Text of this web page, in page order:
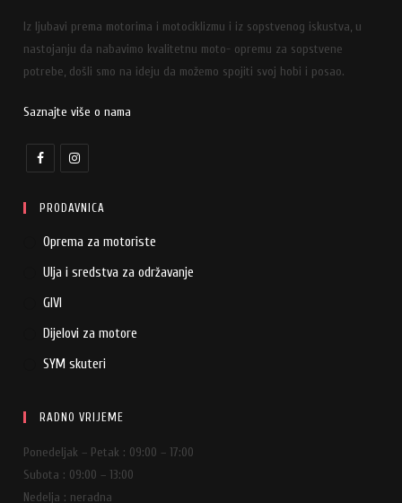
Iz ljubavi prema motorima i motociklizmu i iz sopstvenog iskustva, u
nastojanju da nabavimo kvalitetnu moto- opremu za sopstvene
potrebe, došli smo na ideju da možemo spojiti svoj hobi i posao.
Saznajte više o nama
PRODAVNICA
Oprema za motoriste
Ulja i sredstva za održavanje
GIVI
Dijelovi za motore
SYM skuteri
RADNO VRIJEME
Ponedeljak – Petak : 09:00 – 17:00
Subota : 09:00 – 13:00
Nedelja : neradna